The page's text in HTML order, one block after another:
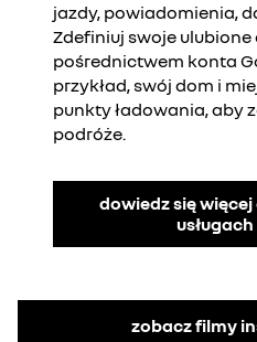
jazdy, powiadomienia,
Zdefiniuj swoje ulubione
pośrednictwem konta
przykład, swój dom i
punkty ładowania, aby
podróże.
dowiedz się
zobacz filmy